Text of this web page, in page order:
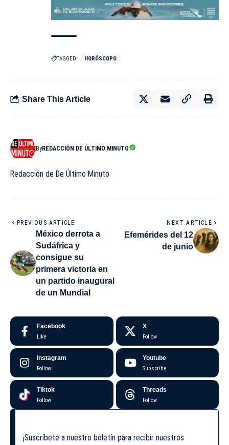
TAGGED: HORÓSCOPO
Share This Article
ByREDACCIÓN DE ÚLTIMO MINUTO
Redacción de De Último Minuto
PREVIOUS ARTICLE
México derrota a
Sudáfrica y
consigue su
primera victoria en
un partido inaugural
de un Mundial
NEXT ARTICLE
Efemérides del 12
de junio
Facebook
Like
X
Follow
Instagram
Follow
Youtube
Subscribe
Tiktok
Follow
Threads
Follow
¡Suscríbete a nuestro boletín para recibir nuestros